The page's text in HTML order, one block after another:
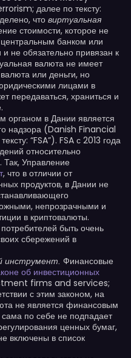
далее по тексту:
что виртуальная
стоимости, которое не
центральным банком или
не обязательно привязан к
валюта не имеет
валюта или деньги, но
лицами в
передаваться, храниться и
в Дании является
надзора (Danish Financial
“FSA”). FSA с 2013 года
относительно
Так, Управление
, что в отличии от
продуктов, в Дании не
непрозрачными и
в криптовалюты.
быть очень
сбережений в
инструмент. Финансовые
об инвестиционных
firms and services;
с этим законом, на
не является финансовым
по себе не подпадает
ценных бумаг,
включены в список